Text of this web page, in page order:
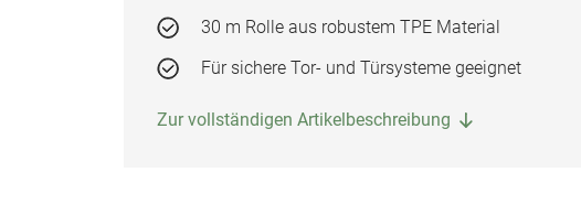
30 m Rolle aus robustem TPE Material
Für sichere Tor- und Türsysteme geeignet
Zur vollständigen Artikelbeschreibung